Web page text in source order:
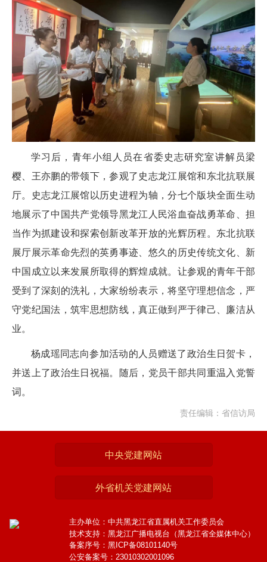
学习后，青年小组人员在省委史志研究室讲解员梁
樱、王亦鹏的带领下，参观了史志龙江展馆和东北抗联展
厅。史志龙江展馆以历史进程为轴，分七个版块全面生动
地展示了中国共产党领导黑龙江人民浴血奋战勇革命、担
当作为抓建设和探索创新改革开放的光辉历程。东北抗联
展厅展示革命先烈的英勇事迹、悠久的历史传统文化、新
中国成立以来发展所取得的辉煌成就。让参观的青年干部
受到了深刻的洗礼，大家纷纷表示，将坚守理想信念，严
守党纪国法，筑牢思想防线，真正做到严于律己、廉洁从
业。
杨成瑶同志向参加活动的人员赠送了政治生日贺卡，
并送上了政治生日祝福。随后，党员干部共同重温入党誓
词。
责任编辑：省信访局
中央党建网站
外省机关党建网站
主办单位：中共黑龙江省直属机关工作委员会
技术支持：黑龙江广播电视台（黑龙江省全媒体中心）
备案序号：黑ICP备08101140号
公安备案号：23010302001096